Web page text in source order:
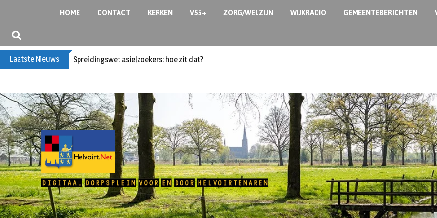
HOME CONTACT KERKEN V55+ ZORG/WELZIJN WIJKRADIO GEMEENTEBERICHTEN
Laatste Nieuws Bericht voor de leden van Vereniging 55+